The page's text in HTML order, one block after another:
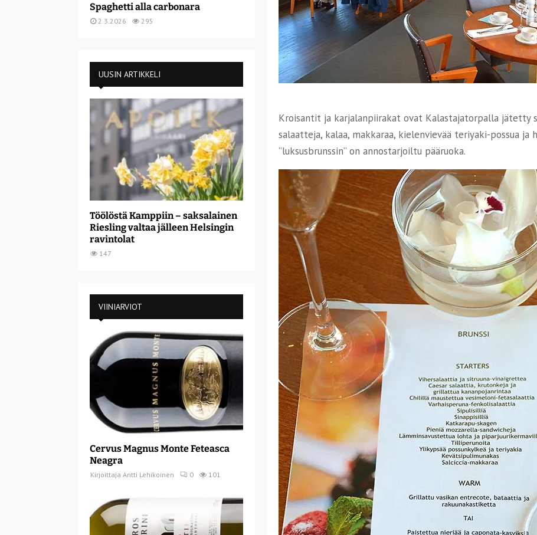
Kroisantit ja karjalanpiirakat ovat Kalastajatorpalla jätetty
salaatteja, kalaa, makkaraa, kielenvievää teriyaki-possua
”luksusbrunssin” on annostarjoiltu pääruoka.
Spaghetti alla carbonara
2.3.2026 295
UUSIN ARTIKKELI
Töölöstä Kamppiin – saksalainen
Riesling valtaa jälleen Helsingin
ravintolat
147
VIINIARVIOT
Cervus Magnus Monte Feteasca
Neagra
Kirjoittaja Antti Lehikoinen 0 101